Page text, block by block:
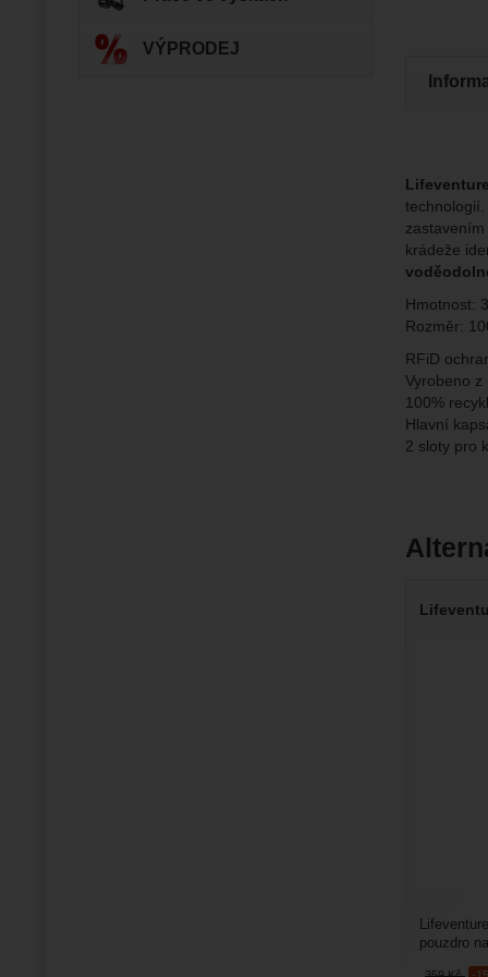
nejsme
technologií.
krádeže
Hmotnost:
Rozměr:
RFiD
Vyrobeno z
100%
Hlavní
2 sloty pro
pouzdro
VÝPRODEJ